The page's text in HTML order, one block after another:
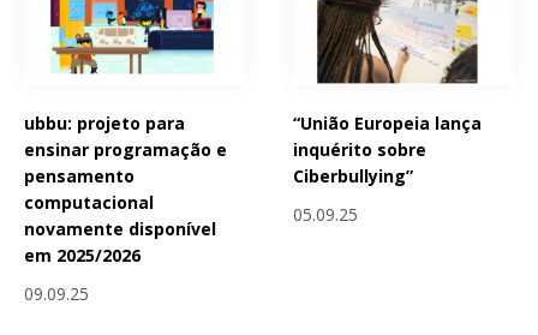
ubbu: projeto para
ensinar programação e
pensamento
computacional
novamente disponível
em 2025/2026
09.09.25
“União Europeia lança
inquérito sobre
Ciberbullying”
05.09.25